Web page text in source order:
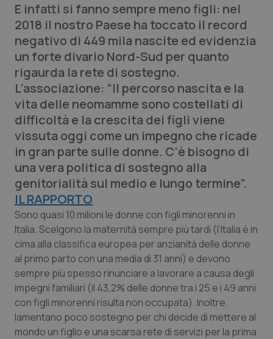
QS Pro
Professionisti Sanitari.AI
Abruzzo
Basilicata
Calabria
Campania
Emilia-Romagna
Friuli Venezia Giulia
Lazio
Liguria
Lombardia
QS Pro Gold
Artrite & artrosi
Asma & BPCO
Car-T
Colesterolo & coronaropatie
Dermatite Atopica
Diabete & glucometri
Disturbi dell’umore
Dolore
QS Club
E infatti si fanno sempre meno figli: nel
2018 il nostro Paese ha toccato il record
negativo di 449 mila nascite ed evidenzia
un forte divario Nord-Sud per quanto
rigaurda la rete di sostegno.
L’associazione: “Il percorso nascita e la
vita delle neomamme sono costellati di
difficoltà e la crescita dei figli viene
vissuta oggi come un impegno che ricade
in gran parte sulle donne. C’è bisogno di
una vera politica di sostegno alla
genitorialità sul medio e lungo termine”.
IL RAPPORTO
Sono quasi 10 milioni le donne con figli minorenni in
Italia. Scelgono la maternità sempre più tardi (l’Italia è in
cima alla classifica europea per anzianità delle donne
al primo parto con una media di 31 anni) e devono
sempre più spesso rinunciare a lavorare a causa degli
impegni familiari (il 43,2% delle donne tra i 25 e i 49 anni
con figli minorenni risulta non occupata). Inoltre,
lamentano poco sostegno per chi decide di mettere al
mondo un figlio e una scarsa rete di servizi per la prima